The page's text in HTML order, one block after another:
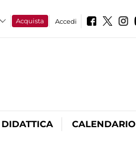
Acquista Accedi
DIDATTICA CALENDARIO